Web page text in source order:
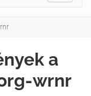
a
wrnr